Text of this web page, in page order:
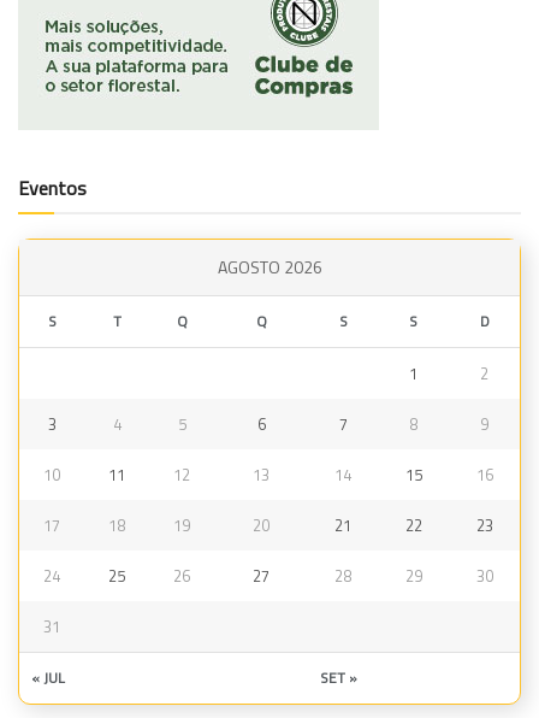
Eventos
AGOSTO 2026
S T Q Q S S D
1 2
3 4 5 6 7 8 9
10 11 12 13 14 15 16
17 18 19 20 21 22 23
24 25 26 27 28 29 30
31
« JUL SET »